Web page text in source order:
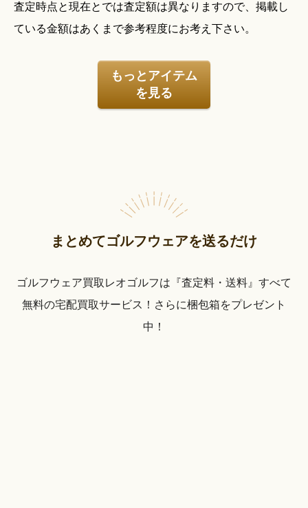
査定時点と現在とでは査定額は異なりますので、掲載し
ている金額はあくまで参考程度にお考え下さい。
もっとアイテム
を見る
まとめてゴルフウェアを送るだけ
ゴルフウェア買取レオゴルフは『査定料・送料』すべて
無料の宅配買取サービス！さらに梱包箱をプレゼント
中！